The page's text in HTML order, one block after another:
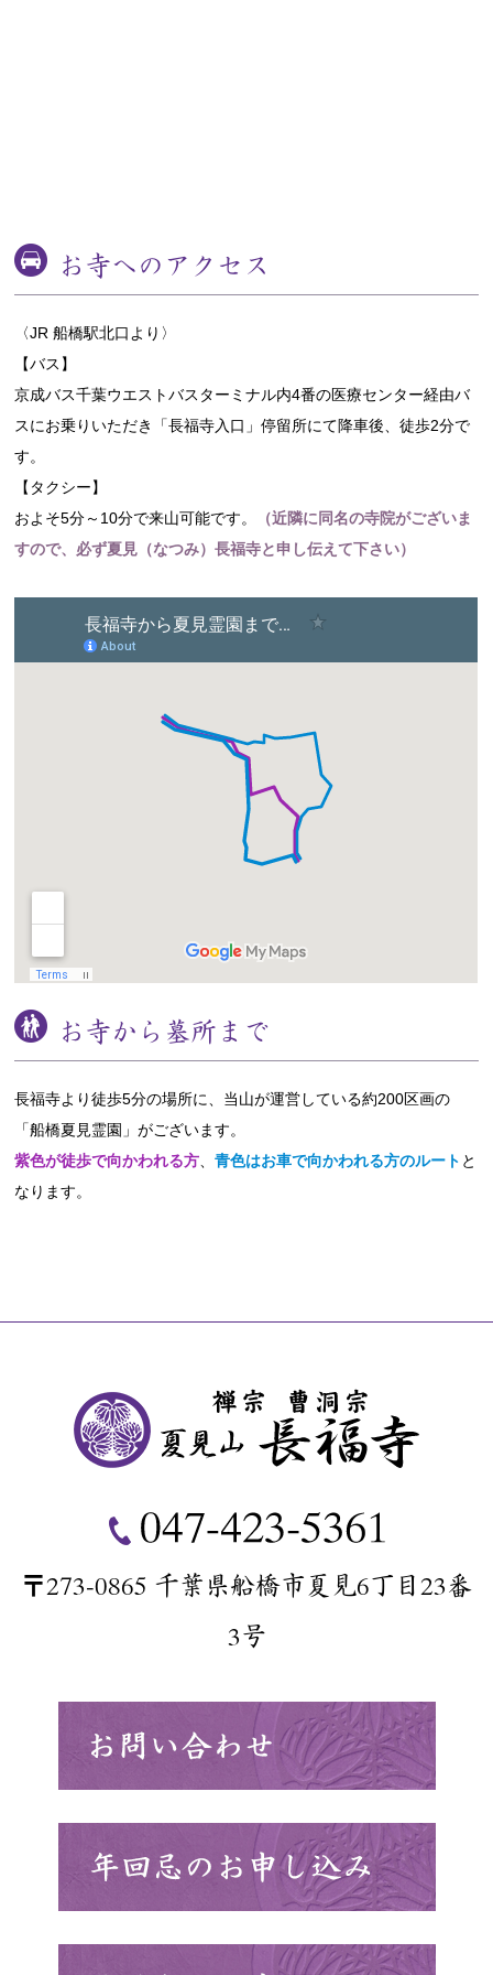
お寺へのアクセス
〈JR 船橋駅北口より〉
【バス】
京成バス千葉ウエストバスターミナル内4番の医療センター経由バ
スにお乗りいただき「長福寺入口」停留所にて降車後、徒歩2分で
す。
【タクシー】
およそ5分～10分で来山可能です。
（近隣に同名の寺院がございま
すので、必ず夏見（なつみ）長福寺と申し伝えて下さい）
お寺から墓所まで
長福寺より徒歩5分の場所に、当山が運営している約200区画の
「船橋夏見霊園」がございます。
紫色が徒歩で向かわれる方 、青色はお車で向かわれる方のルート と
なります。
〒273-0865 千葉県船橋市夏見6丁目23番
3号